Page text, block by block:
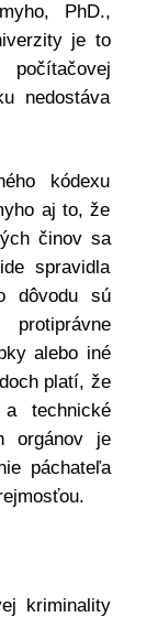
PhD.,
je to
nedostáva
kódexu
aj to, že
činov sa
spravidla
dôvodu sú
alebo iné
platí, že
technické
orgánov je
páchateľa
kriminality